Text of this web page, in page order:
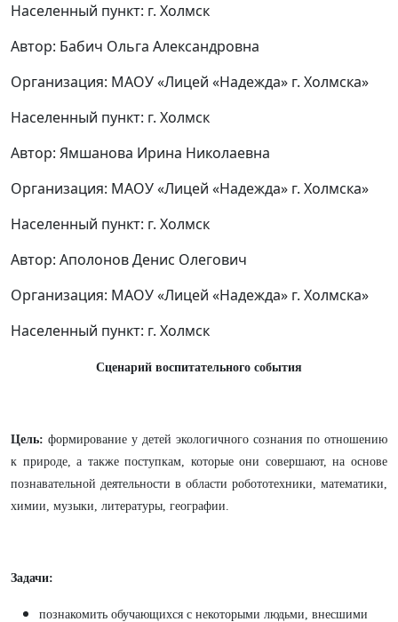
Населенный пункт: г. Холмск
Автор: Бабич Ольга Александровна
Организация: МАОУ «Лицей «Надежда» г. Холмска»
Населенный пункт: г. Холмск
Автор: Ямшанова Ирина Николаевна
Организация: МАОУ «Лицей «Надежда» г. Холмска»
Населенный пункт: г. Холмск
Автор: Аполонов Денис Олегович
Организация: МАОУ «Лицей «Надежда» г. Холмска»
Населенный пункт: г. Холмск
Сценарий воспитательного события
Цель: формирование у детей экологичного сознания по отношению
к природе, а также поступкам, которые они совершают, на основе
познавательной деятельности в области робототехники, математики,
химии, музыки, литературы, географии.
Задачи:
познакомить обучающихся с некоторыми людьми, внесшими